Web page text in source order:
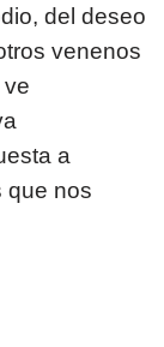
del deseo
venenos
a
que nos